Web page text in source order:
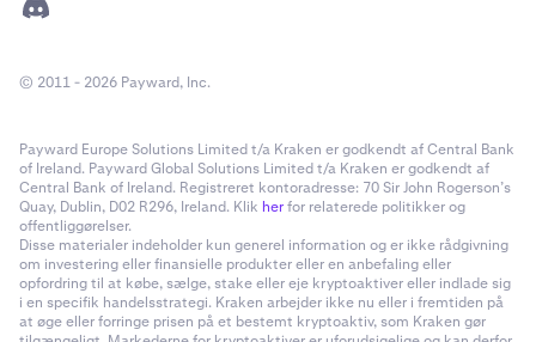
© 2011 - 2026 Payward, Inc.
Payward Europe Solutions Limited t/a Kraken er godkendt af Central Bank
of Ireland. Payward Global Solutions Limited t/a Kraken er godkendt af
Central Bank of Ireland. Registreret kontoradresse: 70 Sir John Rogerson’s
Quay, Dublin, D02 R296, Ireland. Klik herfor relaterede politikker og
offentliggørelser.
Disse materialer indeholder kun generel information og er ikke rådgivning
om investering eller finansielle produkter eller en anbefaling eller
opfordring til at købe, sælge, stake eller eje kryptoaktiver eller indlade sig
i en specifik handelsstrategi. Kraken arbejder ikke nu eller i fremtiden på
at øge eller forringe prisen på et bestemt kryptoaktiv, som Kraken gør